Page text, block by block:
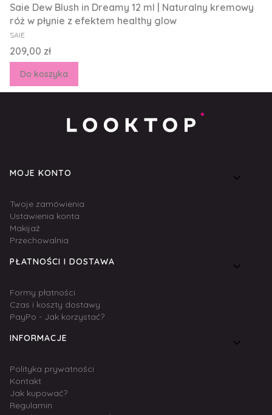
Saie Dew Blush in Dreamy 12 ml | Naturalny kremowy
róż w płynie z efektem healthy glow
PRODUCENT
SAIE
Cena
209,00 zł
Do koszyka
Linki w stopce
MOJE KONTO
Twoje zamówienia
Ustawienia konta
Makijaż
Przechowalnia
PŁATNOŚCI I DOSTAWA
Formy płatności
Czas i koszty dostawy
PayPo - Jak korzystać?
INFORMACJE
Polityka prywatności
Kontakt
Jak kupować?
Regulamin